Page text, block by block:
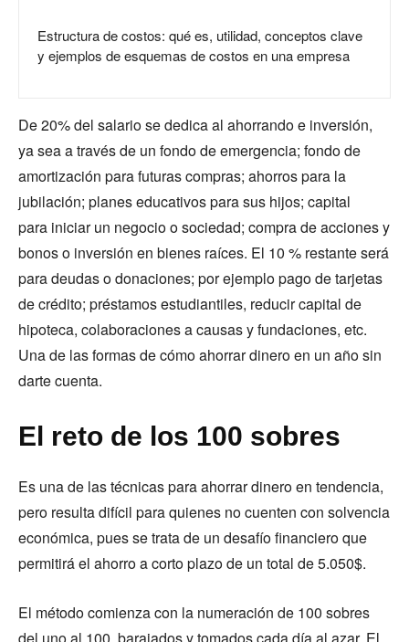
Estructura de costos: qué es, utilidad, conceptos clave
y ejemplos de esquemas de costos en una empresa
De 20% del salario se dedica al ahorrando e inversión,
ya sea a través de un fondo de emergencia; fondo de
amortización para futuras compras; ahorros para la
jubilación; planes educativos para sus hijos; capital
para iniciar un negocio o sociedad; compra de acciones y
bonos o inversión en bienes raíces. El 10 % restante será
para deudas o donaciones; por ejemplo pago de tarjetas
de crédito; préstamos estudiantiles, reducir capital de
hipoteca, colaboraciones a causas y fundaciones, etc.
Una de las formas de cómo ahorrar dinero en un año sin
darte cuenta.
El reto de los 100 sobres
Es una de las técnicas para ahorrar dinero en tendencia,
pero resulta difícil para quienes no cuenten con solvencia
económica, pues se trata de un desafío financiero que
permitirá el ahorro a corto plazo de un total de 5.050$.
El método comienza con la numeración de 100 sobres